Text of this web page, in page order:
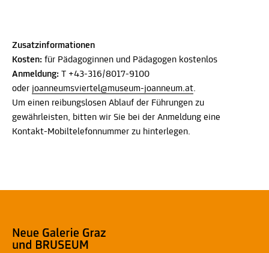
Zusatzinformationen
Kosten: für Pädagoginnen und Pädagogen kostenlos
Anmeldung: T +43-316/8017-9100
oder joanneumsviertel@museum-joanneum.at.
Um einen reibungslosen Ablauf der Führungen zu
gewährleisten, bitten wir Sie bei der Anmeldung eine
Kontakt-Mobiltelefonnummer zu hinterlegen.